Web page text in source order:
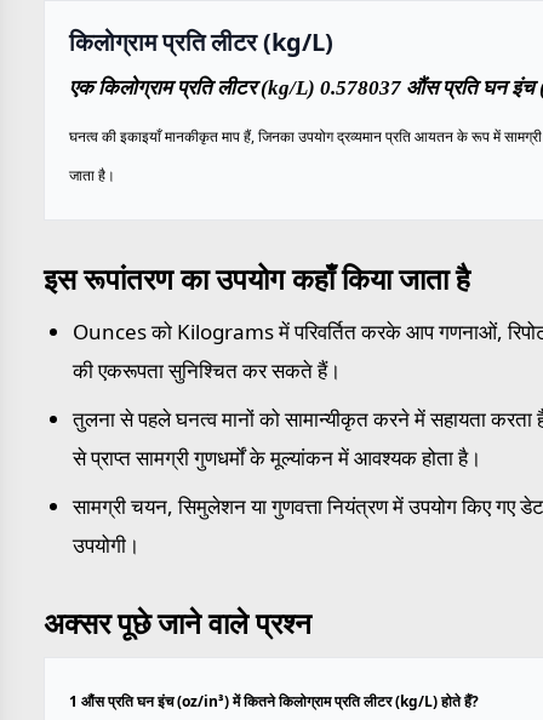
किलोग्राम प्रति लीटर (kg/L)
एक किलोग्राम प्रति लीटर (kg/L) 0.578037 औंस प्रति घन इंच
घनत्व की इकाइयाँ मानकीकृत माप हैं, जिनका उपयोग द्रव्यमान प्रति आयतन के रूप में
जाता है।
इस रूपांतरण का उपयोग कहाँ किया जाता है
Ounces को Kilograms में परिवर्तित करके आप गणनाओं,
की एकरूपता सुनिश्चित कर सकते हैं।
तुलना से पहले घनत्व मानों को सामान्यीकृत करने में सहायता करता
से प्राप्त सामग्री गुणधर्मों के मूल्यांकन में आवश्यक होता है।
सामग्री चयन, सिमुलेशन या गुणवत्ता नियंत्रण में उपयोग किए गए
उपयोगी।
अक्सर पूछे जाने वाले प्रश्न
1 औंस प्रति घन इंच (oz/in³) में कितने किलोग्राम प्रति लीटर (kg/L) होते हैं?